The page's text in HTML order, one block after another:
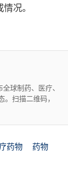
况。
球制药、医疗、
扫描二维码，
药物
药物